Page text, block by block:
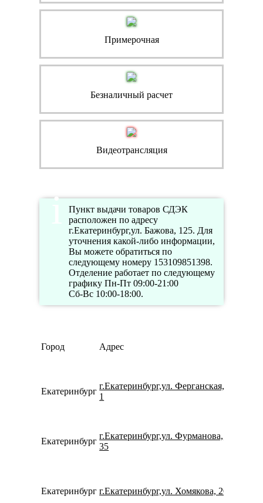
Примерочная
Безналичный расчет
Видеотрансляция
Пункт выдачи товаров СДЭК
расположен по адресу
г.Екатеринбург,ул. Бажова, 125. Для
уточнения какой-либо информации,
Вы можете обратиться по
следующему номеру 153109851398.
Отделение работает по следующему
графику Пн-Пт 09:00-21:00
Сб-Вс 10:00-18:00.
Город Адрес
Екатеринбург
г.Екатеринбург,ул. Ферганская,
1
Екатеринбург
г.Екатеринбург,ул. Фурманова,
35
Екатеринбург г.Екатеринбург,ул. Хомякова, 20